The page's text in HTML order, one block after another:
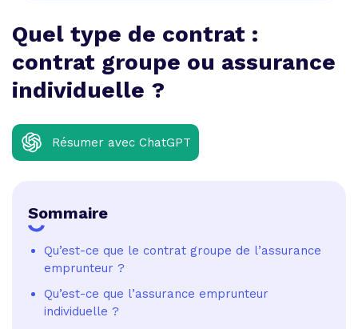
Quel type de contrat :
contrat groupe ou assurance
individuelle ?
Résumer avec ChatGPT
Sommaire
Qu’est-ce que le contrat groupe de l’assurance
emprunteur ?
Qu’est-ce que l’assurance emprunteur
individuelle ?